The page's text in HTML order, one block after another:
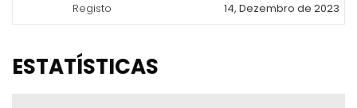
Registo
14, Dezembro de 2023
ESTATÍSTICAS